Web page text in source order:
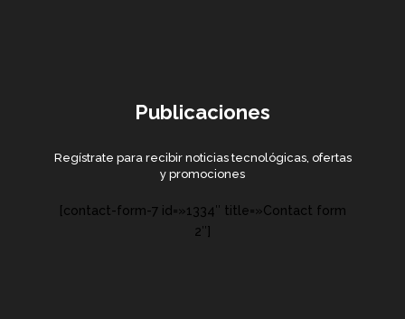
Publicaciones
Regístrate para recibir noticias tecnológicas, ofertas
y promociones
[contact-form-7 id=»1334″ title=»Contact form
2″]